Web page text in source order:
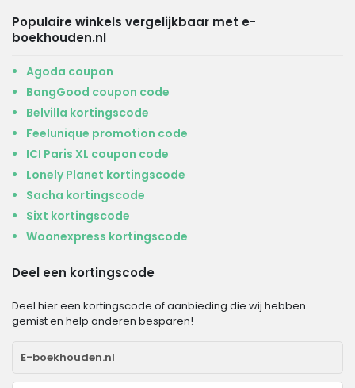
Populaire winkels vergelijkbaar met e-
boekhouden.nl
Agoda coupon
BangGood coupon code
Belvilla kortingscode
Feelunique promotion code
ICI Paris XL coupon code
Lonely Planet kortingscode
Sacha kortingscode
Sixt kortingscode
Woonexpress kortingscode
Deel een kortingscode
Deel hier een kortingscode of aanbieding die wij hebben
gemist en help anderen besparen!